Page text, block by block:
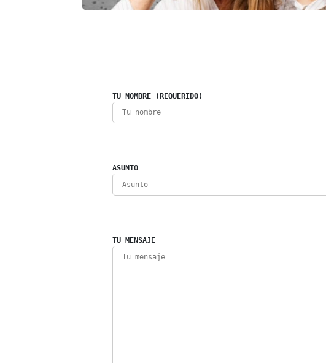
TU NOMBRE (REQUERIDO)
ASUNTO
TU MENSAJE